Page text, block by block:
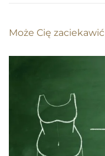
Może Cię zaciekawić